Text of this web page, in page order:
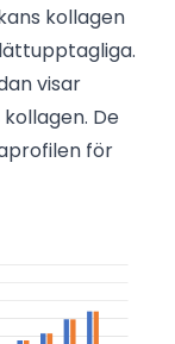
kollagen
visar
De
för